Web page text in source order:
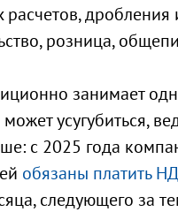
расчетов,
розница,
занимает
усугубиться,
с 2025 года
обязаны платить
следующего за